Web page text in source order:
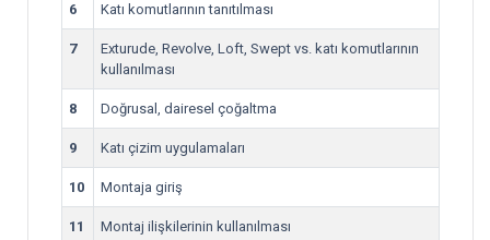
6 Katı komutlarının tanıtılması
7
Exturude, Revolve, Loft, Swept vs. katı komutlarının
kullanılması
8 Doğrusal, dairesel çoğaltma
9 Katı çizim uygulamaları
10 Montaja giriş
11 Montaj ilişkilerinin kullanılması